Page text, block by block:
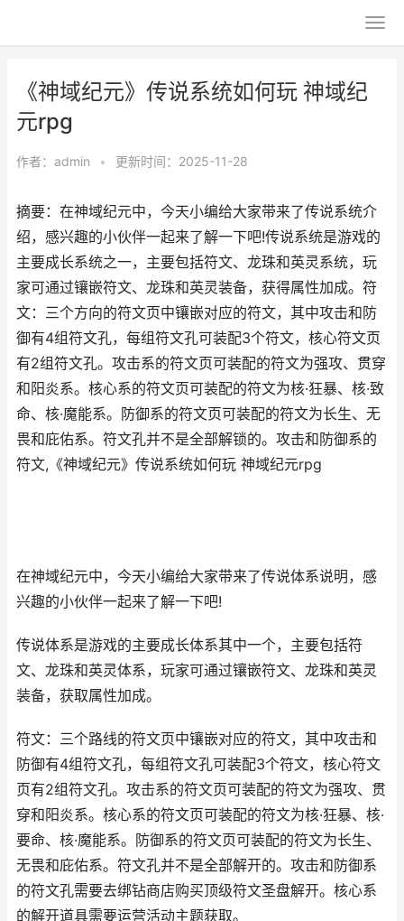
《神域纪元》传说系统如何玩 神域纪
元rpg
作者： admin • 更新时间：2025-11-28
摘要：在神域纪元中，今天小编给大家带来了传说系统介
绍，感兴趣的小伙伴一起来了解一下吧!传说系统是游戏的
主要成长系统之一，主要包括符文、龙珠和英灵系统，玩
家可通过镶嵌符文、龙珠和英灵装备，获得属性加成。符
文：三个方向的符文页中镶嵌对应的符文，其中攻击和防
御有4组符文孔，每组符文孔可装配3个符文，核心符文页
有2组符文孔。攻击系的符文页可装配的符文为强攻、贯穿
和阳炎系。核心系的符文页可装配的符文为核·狂暴、核·致
命、核·魔能系。防御系的符文页可装配的符文为长生、无
畏和庇佑系。符文孔并不是全部解锁的。攻击和防御系的
符文,《神域纪元》传说系统如何玩 神域纪元rpg
在神域纪元中，今天小编给大家带来了传说体系说明，感
兴趣的小伙伴一起来了解一下吧!
传说体系是游戏的主要成长体系其中一个，主要包括符
文、龙珠和英灵体系，玩家可通过镶嵌符文、龙珠和英灵
装备，获取属性加成。
符文：三个路线的符文页中镶嵌对应的符文，其中攻击和
防御有4组符文孔，每组符文孔可装配3个符文，核心符文
页有2组符文孔。攻击系的符文页可装配的符文为强攻、贯
穿和阳炎系。核心系的符文页可装配的符文为核·狂暴、核·
要命、核·魔能系。防御系的符文页可装配的符文为长生、
无畏和庇佑系。符文孔并不是全部解开的。攻击和防御系
的符文孔需要去绑钻商店购买顶级符文圣盘解开。核心系
的解开道具需要运营活动主题获取。